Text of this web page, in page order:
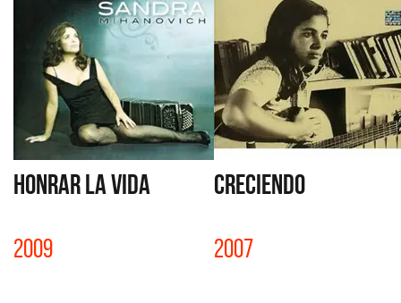
HONRAR LA VIDA
2009
CRECIENDO
2007